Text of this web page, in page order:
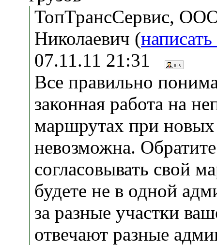
ТопТрансСервис,
Николаевич (
07.11.11 21:31
Все правильно
законная работа на
маршрутах при новых
невозможна.
согласовывать свой
будете не в одной
за разные участки
отвечают разные